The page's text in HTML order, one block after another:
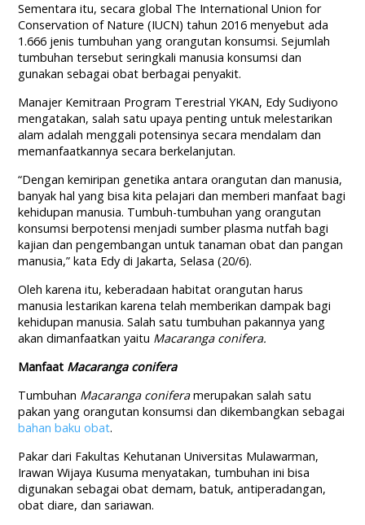
Sementara itu, secara global The International Union for
Conservation of Nature (IUCN) tahun 2016 menyebut ada
1.666 jenis tumbuhan yang orangutan konsumsi. Sejumlah
tumbuhan tersebut seringkali manusia konsumsi dan
gunakan sebagai obat berbagai penyakit.
Manajer Kemitraan Program Terestrial YKAN, Edy Sudiyono
mengatakan, salah satu upaya penting untuk melestarikan
alam adalah menggali potensinya secara mendalam dan
memanfaatkannya secara berkelanjutan.
“Dengan kemiripan genetika antara orangutan dan manusia,
banyak hal yang bisa kita pelajari dan memberi manfaat bagi
kehidupan manusia. Tumbuh-tumbuhan yang orangutan
konsumsi berpotensi menjadi sumber plasma nutfah bagi
kajian dan pengembangan untuk tanaman obat dan pangan
manusia,” kata Edy di Jakarta, Selasa (20/6).
Oleh karena itu, keberadaan habitat orangutan harus
manusia lestarikan karena telah memberikan dampak bagi
kehidupan manusia. Salah satu tumbuhan pakannya yang
akan dimanfaatkan yaitu Macaranga conifera.
Manfaat Macaranga conifera
Tumbuhan Macaranga coniferamerupakan salah satu
pakan yang orangutan konsumsi dan dikembangkan sebagai
bahan baku obat.
Pakar dari Fakultas Kehutanan Universitas Mulawarman,
Irawan Wijaya Kusuma menyatakan, tumbuhan ini bisa
digunakan sebagai obat demam, batuk, antiperadangan,
obat diare, dan sariawan.